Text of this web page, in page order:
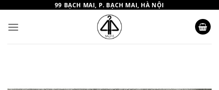
nội
dung
99 BẠCH MAI, P. BẠCH MAI, HÀ NỘI